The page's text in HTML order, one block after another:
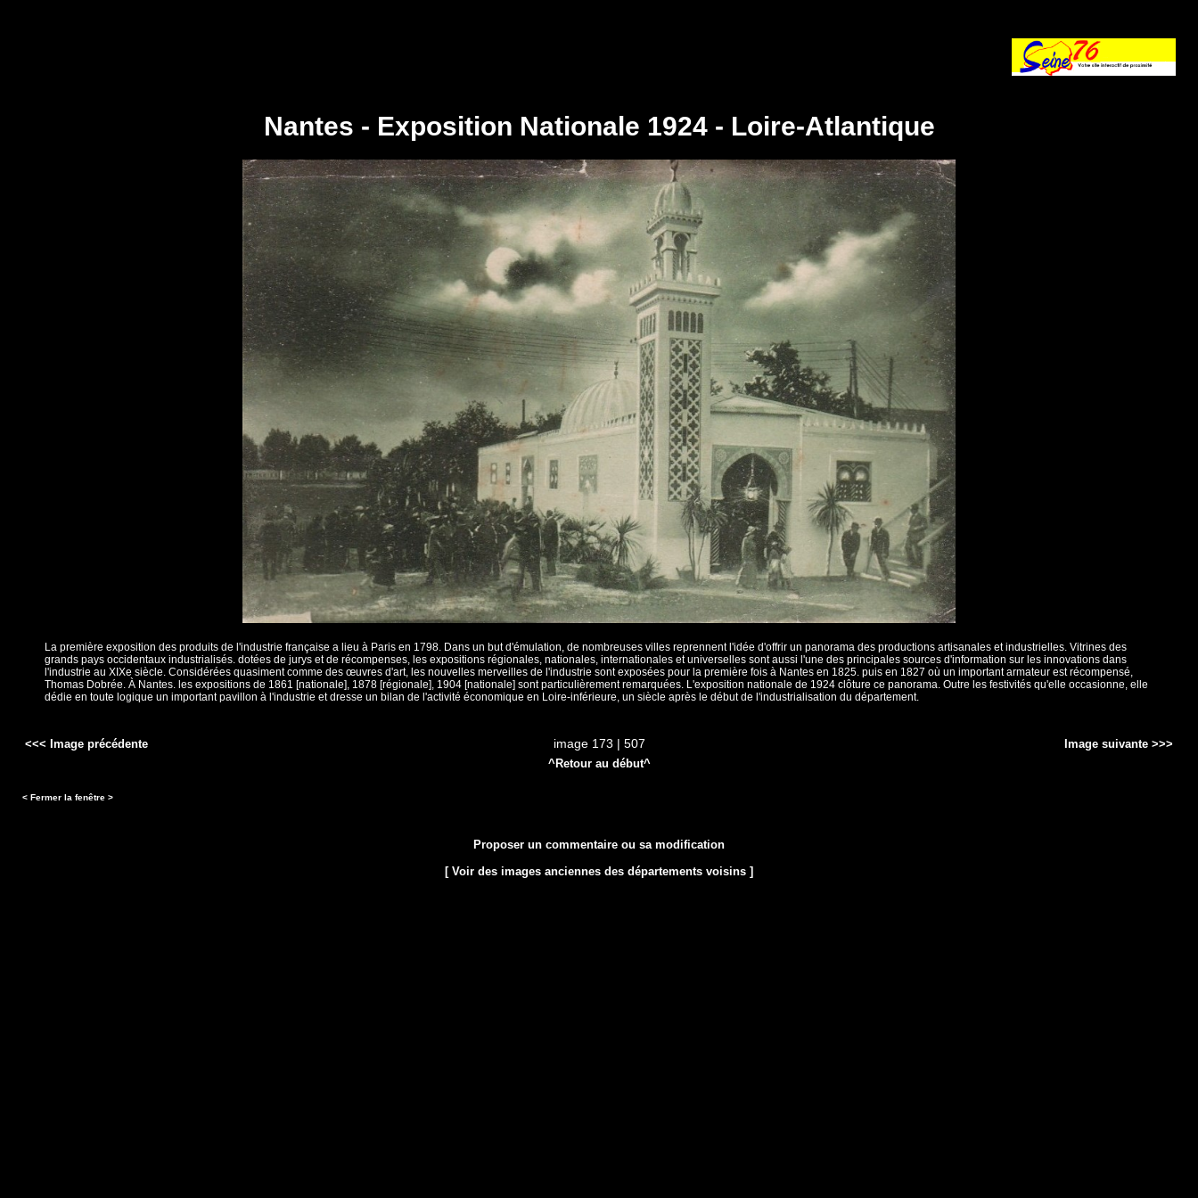
Nantes - Exposition Nationale 1924 - Loire-Atlantique
La première exposition des produits de l'industrie française a lieu à Paris en 1798. Dans un but d'émulation, de nombreuses villes reprennent l'idée d'offrir un panorama des productions artisanales et industrielles. Vitrines des
grands pays occidentaux industrialisés. dotées de jurys et de récompenses, les expositions régionales, nationales, internationales et universelles sont aussi l'une des principales sources d'information sur les innovations dans
l'industrie au XIXe siècle. Considérées quasiment comme des œuvres d'art, les nouvelles merveilles de l'industrie sont exposées pour la première fois à Nantes en 1825. puis en 1827 où un important armateur est récompensé,
Thomas Dobrée. À Nantes. les expositions de 1861 [nationale], 1878 [régionale], 1904 [nationale] sont particulièrement remarquées. L'exposition nationale de 1924 clôture ce panorama. Outre les festivités qu'elle occasionne, elle
dédie en toute logique un important pavillon à l'industrie et dresse un bilan de l'activité économique en Loire-inférieure, un siècle après le début de l'industrialisation du département.
<<< Image précédente image 173 | 507
Image suivante >>>
^Retour au début^
< Fermer la fenêtre >
Proposer un commentaire ou sa modification
[ Voir des images anciennes des départements voisins ]